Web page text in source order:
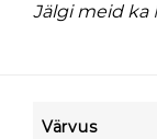
Jälgi meid ka
Värvus